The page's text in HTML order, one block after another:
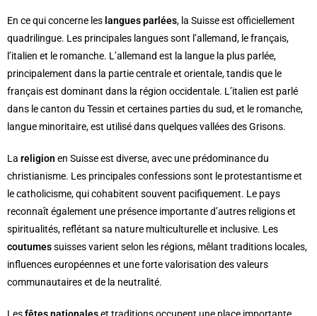
En ce qui concerne les langues parlées, la Suisse est officiellement
quadrilingue. Les principales langues sont l’allemand, le français,
l’italien et le romanche. L’allemand est la langue la plus parlée,
principalement dans la partie centrale et orientale, tandis que le
français est dominant dans la région occidentale. L’italien est parlé
dans le canton du Tessin et certaines parties du sud, et le romanche,
langue minoritaire, est utilisé dans quelques vallées des Grisons.
La religion en Suisse est diverse, avec une prédominance du
christianisme. Les principales confessions sont le protestantisme et
le catholicisme, qui cohabitent souvent pacifiquement. Le pays
reconnaît également une présence importante d’autres religions et
spiritualités, reflétant sa nature multiculturelle et inclusive. Les
coutumessuisses varient selon les régions, mêlant traditions locales,
influences européennes et une forte valorisation des valeurs
communautaires et de la neutralité.